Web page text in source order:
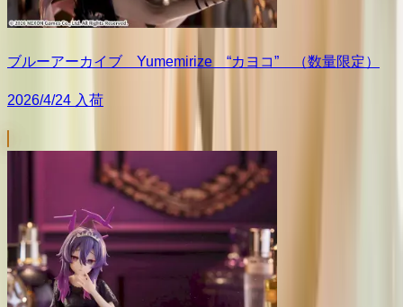
ブルーアーカイブ Yumemirize “カヨコ” （数量限定）
2026/4/24 入荷